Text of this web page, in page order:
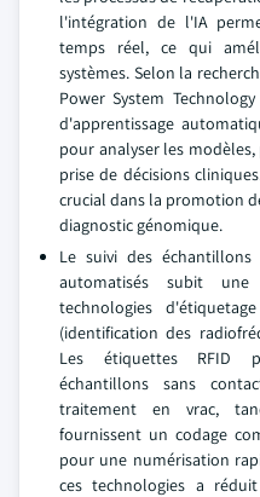
l'intégration de l'IA
temps réel, ce qui
systèmes. Selon la
Power System
d'apprentissage
pour analyser les
prise de décisions
crucial dans la promotion
diagnostic génomique.
Le suivi des
automatisés subit
technologies
(identification des
Les étiquettes RFID
échantillons sans
traitement en vrac,
fournissent un codage
pour une numérisation
ces technologies a